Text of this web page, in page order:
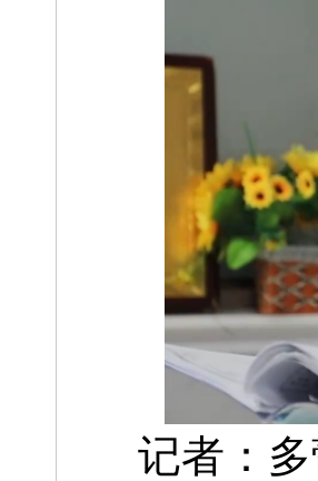
记者：